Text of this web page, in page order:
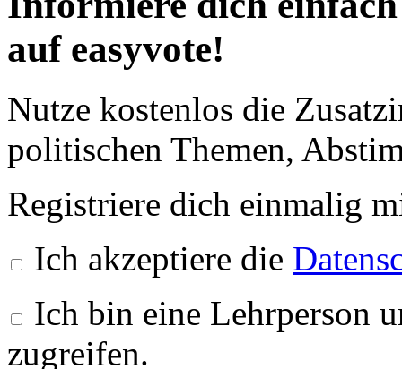
auf easyvote!
Nutze kostenlos die
politischen Themen,
Registriere dich einmalig
Ich akzeptiere die
Ich bin eine Lehrperson
zugreifen.